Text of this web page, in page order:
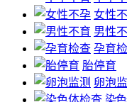
女性
男性
孕育
胎停育
卵泡